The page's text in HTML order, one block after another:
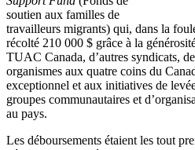
soutien aux familles de
travailleurs migrants) qui, dans la
récolté 210 000 $ grâce à la
TUAC Canada, d’autres syndicats,
organismes aux quatre coins du
exceptionnel et aux initiatives de
groupes communautaires et
au pays.
Les déboursements étaient les tout